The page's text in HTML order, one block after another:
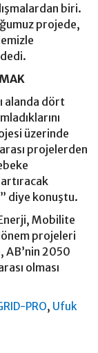
biri.
projede,
alanda dört
üzerinde
projelerden
diye konuştu.
Mobilite
projeleri
AB’nin 2050
olması
PRO, Ufuk